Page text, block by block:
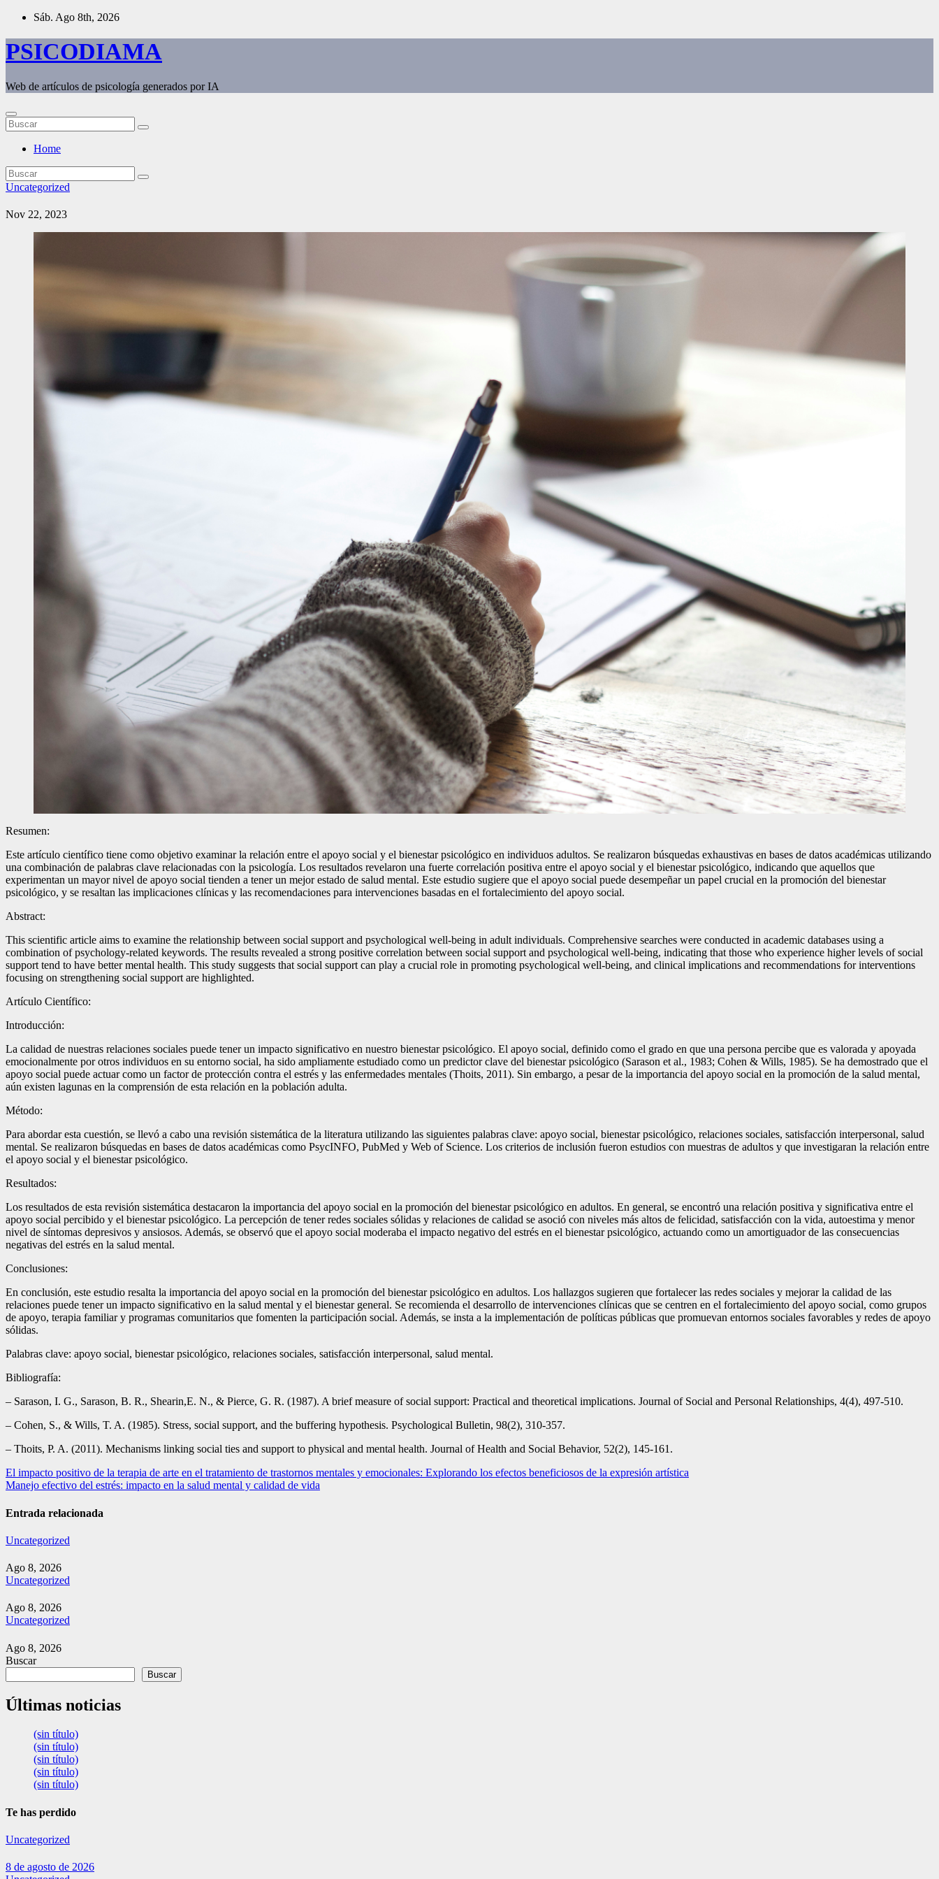
Saltar
contenido
Sáb. Ago 8th, 2026
PSICODIAMA
Web de artículos de psicología generados por IA
Home
Uncategorized
Nov 22, 2023
Resumen:
Este artículo científico tiene como objetivo examinar la relación entre el apoyo social y el bienestar psicológico en individuos adultos. Se realizaron búsquedas exhaustivas en bases de datos académicas utilizando
una combinación de palabras clave relacionadas con la psicología. Los resultados revelaron una fuerte correlación positiva entre el apoyo social y el bienestar psicológico, indicando que aquellos que
experimentan un mayor nivel de apoyo social tienden a tener un mejor estado de salud mental. Este estudio sugiere que el apoyo social puede desempeñar un papel crucial en la promoción del bienestar
psicológico, y se resaltan las implicaciones clínicas y las recomendaciones para intervenciones basadas en el fortalecimiento del apoyo social.
Abstract:
This scientific article aims to examine the relationship between social support and psychological well-being in adult individuals. Comprehensive searches were conducted in academic databases using a
combination of psychology-related keywords. The results revealed a strong positive correlation between social support and psychological well-being, indicating that those who experience higher levels of social
support tend to have better mental health. This study suggests that social support can play a crucial role in promoting psychological well-being, and clinical implications and recommendations for interventions
focusing on strengthening social support are highlighted.
Artículo Científico:
Introducción:
La calidad de nuestras relaciones sociales puede tener un impacto significativo en nuestro bienestar psicológico. El apoyo social, definido como el grado en que una persona percibe que es valorada y apoyada
emocionalmente por otros individuos en su entorno social, ha sido ampliamente estudiado como un predictor clave del bienestar psicológico (Sarason et al., 1983; Cohen & Wills, 1985). Se ha demostrado que el
apoyo social puede actuar como un factor de protección contra el estrés y las enfermedades mentales (Thoits, 2011). Sin embargo, a pesar de la importancia del apoyo social en la promoción de la salud mental,
aún existen lagunas en la comprensión de esta relación en la población adulta.
Método:
Para abordar esta cuestión, se llevó a cabo una revisión sistemática de la literatura utilizando las siguientes palabras clave: apoyo social, bienestar psicológico, relaciones sociales, satisfacción interpersonal, salud
mental. Se realizaron búsquedas en bases de datos académicas como PsycINFO, PubMed y Web of Science. Los criterios de inclusión fueron estudios con muestras de adultos y que investigaran la relación entre
el apoyo social y el bienestar psicológico.
Resultados:
Los resultados de esta revisión sistemática destacaron la importancia del apoyo social en la promoción del bienestar psicológico en adultos. En general, se encontró una relación positiva y significativa entre el
apoyo social percibido y el bienestar psicológico. La percepción de tener redes sociales sólidas y relaciones de calidad se asoció con niveles más altos de felicidad, satisfacción con la vida, autoestima y menor
nivel de síntomas depresivos y ansiosos. Además, se observó que el apoyo social moderaba el impacto negativo del estrés en el bienestar psicológico, actuando como un amortiguador de las consecuencias
negativas del estrés en la salud mental.
Conclusiones:
En conclusión, este estudio resalta la importancia del apoyo social en la promoción del bienestar psicológico en adultos. Los hallazgos sugieren que fortalecer las redes sociales y mejorar la calidad de las
relaciones puede tener un impacto significativo en la salud mental y el bienestar general. Se recomienda el desarrollo de intervenciones clínicas que se centren en el fortalecimiento del apoyo social, como grupos
de apoyo, terapia familiar y programas comunitarios que fomenten la participación social. Además, se insta a la implementación de políticas públicas que promuevan entornos sociales favorables y redes de apoyo
sólidas.
Palabras clave: apoyo social, bienestar psicológico, relaciones sociales, satisfacción interpersonal, salud mental.
Bibliografía:
– Sarason, I. G., Sarason, B. R., Shearin,E. N., & Pierce, G. R. (1987). A brief measure of social support: Practical and theoretical implications. Journal of Social and Personal Relationships, 4(4), 497-510.
– Cohen, S., & Wills, T. A. (1985). Stress, social support, and the buffering hypothesis. Psychological Bulletin, 98(2), 310-357.
– Thoits, P. A. (2011). Mechanisms linking social ties and support to physical and mental health. Journal of Health and Social Behavior, 52(2), 145-161.
Navegación
de
entradas
El impacto positivo de la terapia de arte en el tratamiento de trastornos mentales y emocionales: Explorando los efectos beneficiosos de la expresión artística
Manejo efectivo del estrés: impacto en la salud mental y calidad de vida
Entrada relacionada
Uncategorized
Ago 8, 2026
Uncategorized
Ago 8, 2026
Uncategorized
Ago 8, 2026
Buscar
Buscar
Últimas noticias
(sin título)
(sin título)
(sin título)
(sin título)
(sin título)
Te has perdido
Uncategorized
8 de agosto de 2026